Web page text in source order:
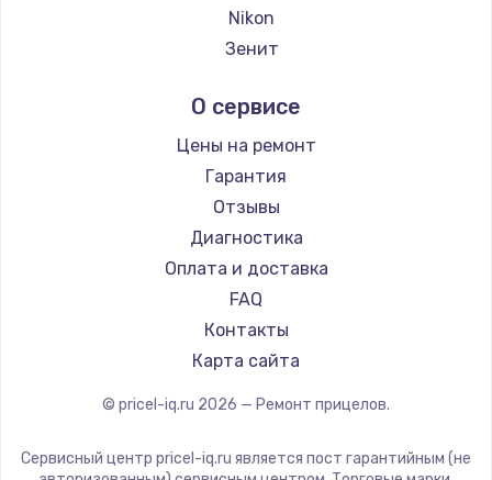
Ремонт прицелов Hikmicro
Ремонт прицелов IWT
Ремонт прицелов NNPO
Ремонт прицелов Taigan
Ремонт прицелов Thermal Scope
Ремонт прицелов ConoTech
Ремонт прицелов Легат
Ремонт прицелов Athlon
Nikon
Зенит
Artelv
Hakko
HALES
Leica
Vector Optics
Carl Zeiss
Zeiss
AGM Global Vision
Pilad
О сервисе
Цены на ремонт
Гарантия
Отзывы
Диагностика
Оплата и доставка
FAQ
Контакты
Карта сайта
© pricel-iq.ru 2026 — Ремонт прицелов.
Сервисный центр pricel-iq.ru является пост гарантийным (не